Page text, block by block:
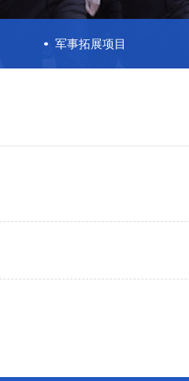
军事拓展项目